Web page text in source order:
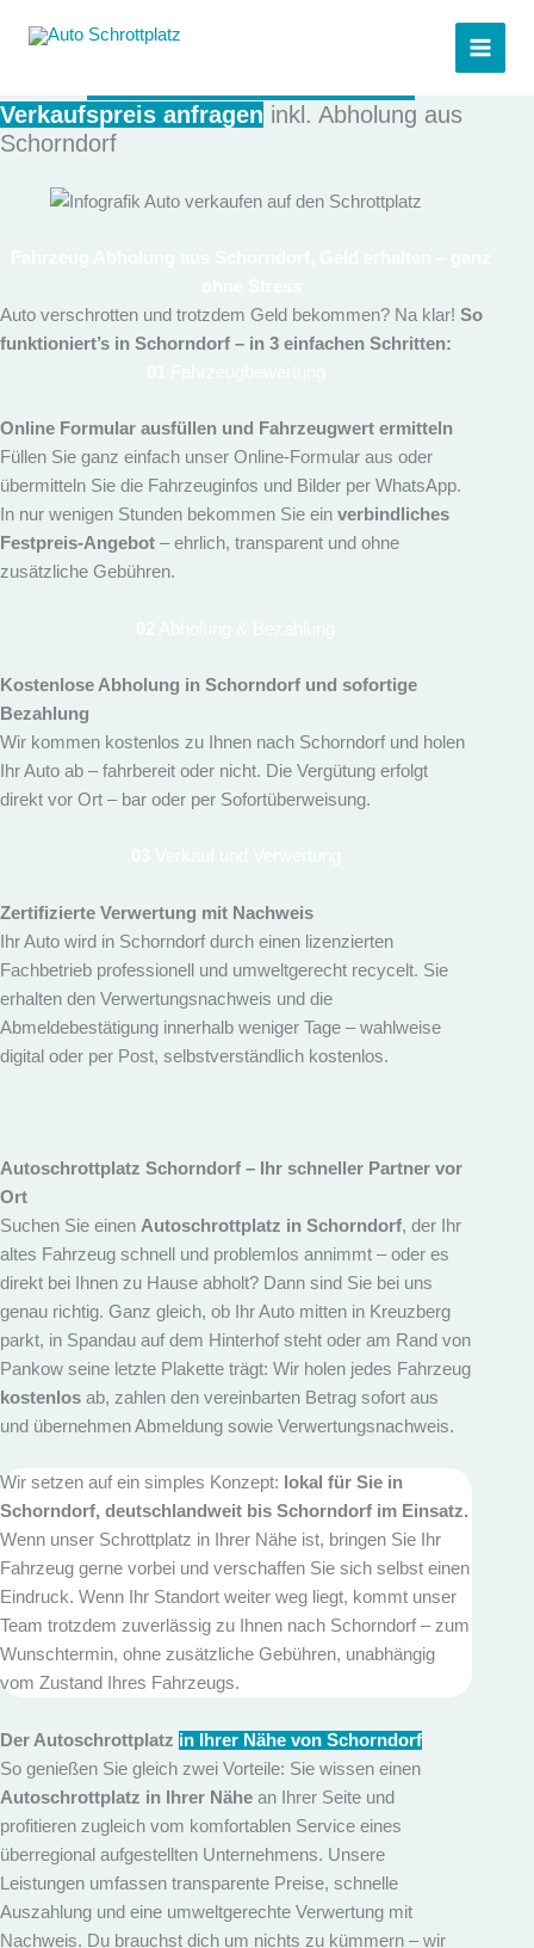
Inhalt
Autoschrottplatz Schorndorf
Verkaufspreis anfragen inkl. Abholung aus
Schorndorf
Auto verschrotten und trotzdem Geld bekommen? Na klar! So
funktioniert’s in Schorndorf – in 3 einfachen Schritten:
Online Formular ausfüllen und Fahrzeugwert ermitteln
Füllen Sie ganz einfach unser Online-Formular aus oder
übermitteln Sie die Fahrzeuginfos und Bilder per WhatsApp.
In nur wenigen Stunden bekommen Sie ein verbindliches
Festpreis-Angebot – ehrlich, transparent und ohne
zusätzliche Gebühren.
Kostenlose Abholung in Schorndorf und sofortige
Bezahlung
Wir kommen kostenlos zu Ihnen nach Schorndorf und holen
Ihr Auto ab – fahrbereit oder nicht. Die Vergütung erfolgt
direkt vor Ort – bar oder per Sofortüberweisung.
Zertifizierte Verwertung mit Nachweis
Ihr Auto wird in Schorndorf durch einen lizenzierten
Fachbetrieb professionell und umweltgerecht recycelt. Sie
erhalten den Verwertungsnachweis und die
Abmeldebestätigung innerhalb weniger Tage – wahlweise
digital oder per Post, selbstverständlich kostenlos.
Autoschrottplatz Schorndorf – Ihr schneller Partner vor
Ort
Suchen Sie einen Autoschrottplatz in Schorndorf, der Ihr
altes Fahrzeug schnell und problemlos annimmt – oder es
direkt bei Ihnen zu Hause abholt? Dann sind Sie bei uns
genau richtig. Ganz gleich, ob Ihr Auto mitten in Kreuzberg
parkt, in Spandau auf dem Hinterhof steht oder am Rand von
Pankow seine letzte Plakette trägt: Wir holen jedes Fahrzeug
kostenlos ab, zahlen den vereinbarten Betrag sofort aus
und übernehmen Abmeldung sowie Verwertungs­nachweis.
Wir setzen auf ein simples Konzept: lokal für Sie in
Schorndorf, deutschlandweit bis Schorndorf im Einsatz.
Wenn unser Schrottplatz in Ihrer Nähe ist, bringen Sie Ihr
Fahrzeug gerne vorbei und verschaffen Sie sich selbst einen
Eindruck. Wenn Ihr Standort weiter weg liegt, kommt unser
Team trotzdem zuverlässig zu Ihnen nach Schorndorf – zum
Wunschtermin, ohne zusätzliche Gebühren, unabhängig
vom Zustand Ihres Fahrzeugs.
Der Autoschrottplatz in Ihrer Nähe von Schorndorf
So genießen Sie gleich zwei Vorteile: Sie wissen einen
Autoschrottplatz in Ihrer Nähe an Ihrer Seite und
profitieren zugleich vom komfortablen Service eines
überregional aufgestellten Unternehmens. Unsere
Leistungen umfassen transparente Preise, schnelle
Auszahlung und eine umweltgerechte Verwertung mit
Nachweis. Du brauchst dich um nichts zu kümmern – wir